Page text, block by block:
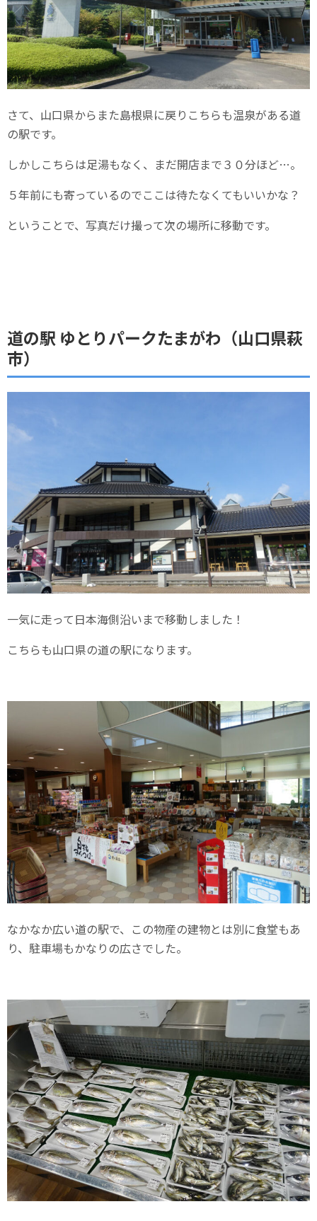
さて、山口県からまた島根県に戻りこちらも温泉がある道
の駅です。
しかしこちらは足湯もなく、まだ開店まで３０分ほど…。
５年前にも寄っているのでここは待たなくてもいいかな？
ということで、写真だけ撮って次の場所に移動です。
道の駅 ゆとりパークたまがわ（山口県萩
市）
一気に走って日本海側沿いまで移動しました！
こちらも山口県の道の駅になります。
なかなか広い道の駅で、この物産の建物とは別に食堂もあ
り、駐車場もかなりの広さでした。